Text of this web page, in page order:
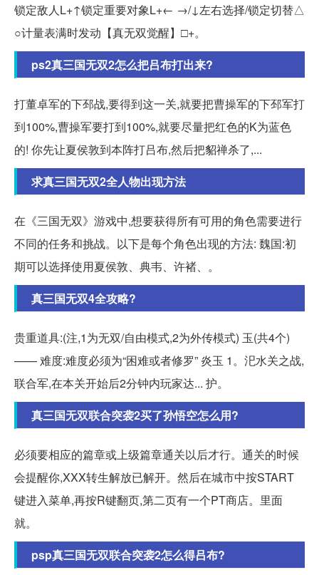
锁定敌人L+↑锁定重要对象L+← →/↓左右选择/锁定切替△
○计量表满时发动【真无双觉醒】□+。
ps2真三国无双2怎么把吕布打出来?
打董卓军的下邳战,要得到这一关,就要把曹操军的下邳军打
到100%,曹操军要打到100%,就要尽量把红色的K为蓝色
的! 你先让夏侯敦到本阵打吕布,然后把貂禅杀了,...
求真三国无双2全人物出现方法
在《三国无双》游戏中,想要获得所有可用的角色需要进行
不同的任务和挑战。以下是每个角色出现的方法: 魏国:初
期可以选择使用夏侯敦、典韦、许褚、。
真三国无双4全攻略?
贵重道具:(注,1为无双/自由模式,2为外传模式) 玉(共4个)
—— 难度:难度必须为“困难或者修罗” 炎玉 1。汜水关之战,
联合军,在本关开始后2分钟内玩家达... 护。
真三国无双联合突袭2买了孙悟空怎么用?
必须要相应的篇章或上级篇章通关以后才行。通关的时候
会提醒你,XXX转生解放已解开。然后在城市中按START
键进入菜单,再按R键翻页,第二页有一个PT商店。里面
就。
psp真三国无双联合突袭2怎么得吕布?